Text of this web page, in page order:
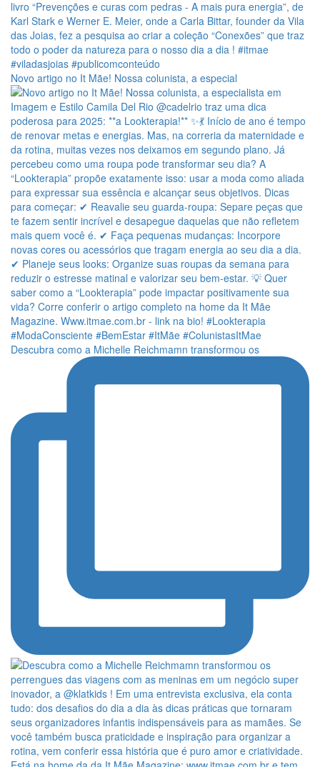
Novo artigo no It Mãe! Nossa colunista, a especial
Descubra como a Michelle Reichmamn transformou os